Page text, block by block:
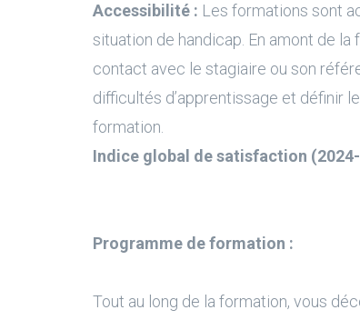
Accessibilité : Les formations sont
situation de handicap. En amont de
contact avec le stagiaire ou son
difficultés d’apprentissage et définir
formation.
Indice global de satisfaction
Programme de formation :
Tout au long de la formation, vous